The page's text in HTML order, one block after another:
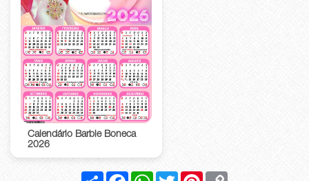
Calendário Barbie Boneca
2026
Compartilhar
FacebookWhatsApp
Twitter Pinterest